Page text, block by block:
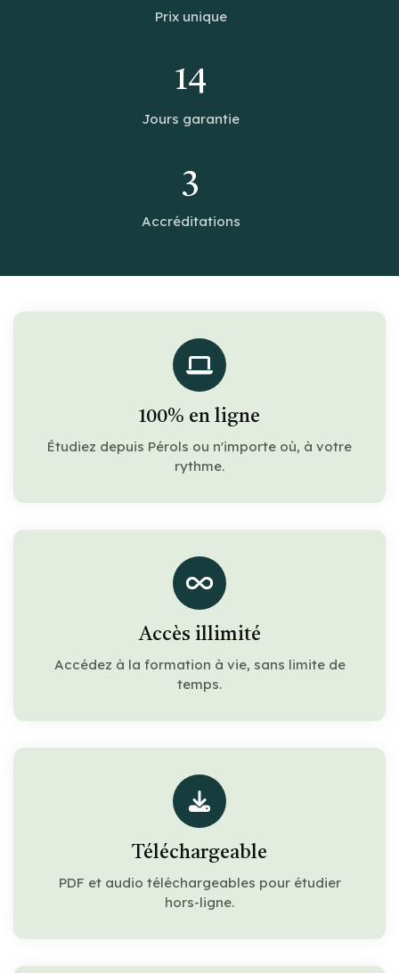
Prix unique
14
Jours garantie
3
Accréditations
100% en ligne
Étudiez depuis Pérols ou n'importe où, à votre
rythme.
Accès illimité
Accédez à la formation à vie, sans limite de
temps.
Téléchargeable
PDF et audio téléchargeables pour étudier
hors-ligne.